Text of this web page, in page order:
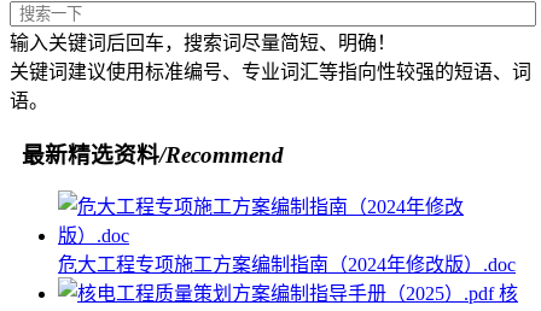
输入关键词后回车，搜索词尽量简短、明确！
关键词建议使用标准编号、专业词汇等指向性较强的短语、词
语。
最新精选资料/Recommend
危大工程专项施工方案编制指南（2024年修改版）.doc
核